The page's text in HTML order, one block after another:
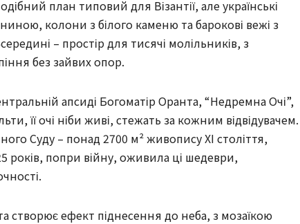
план типовий для Візантії, але українські
колони з білого каменю та барокові вежі з
– простір для тисячі молільників, з
без зайвих опор.
апсиді Богоматір Оранта, “Недремна Очі”,
її очі ніби живі, стежать за кожним відвідувачем.
Суду – понад 2700 м² живопису XI століття,
років, попри війну, оживила ці шедеври,
створює ефект піднесення до неба, з мозаїкою